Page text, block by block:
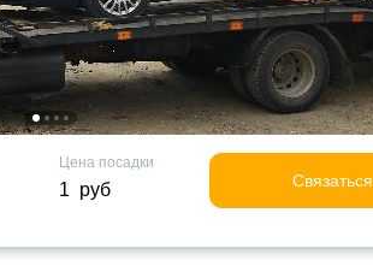
Цена посадки
1 руб Связаться